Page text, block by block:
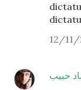
12/11/
حبيب